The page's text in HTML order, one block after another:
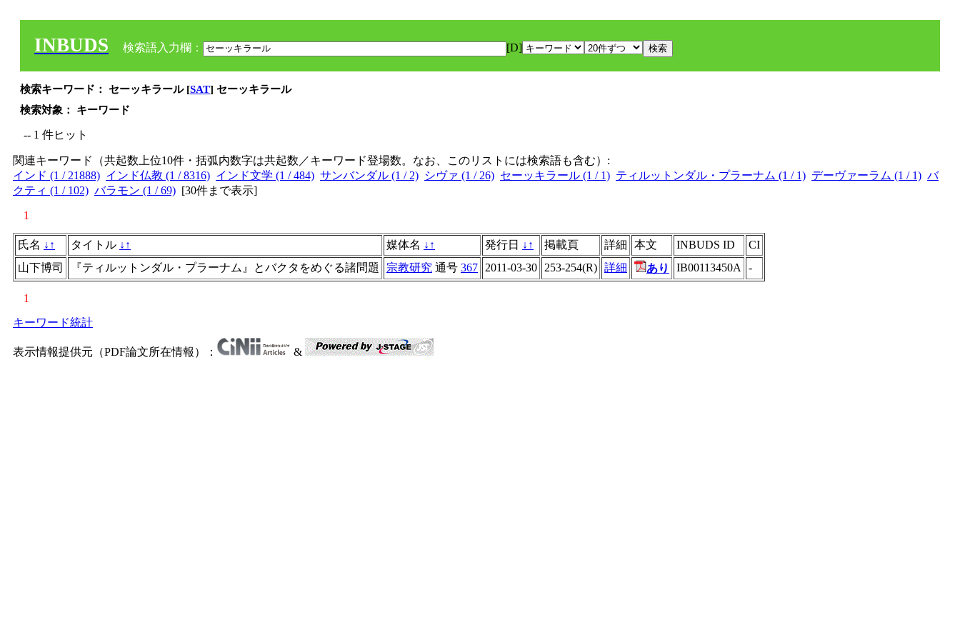
INBUDS 検索語入力欄： [D]
検索キーワード： セーッキラール [SAT] セーッキラール
検索対象： キーワード
-- 1 件ヒット
関連キーワード（共起数上位10件・括弧内数字は共起数／キーワード登場数。なお、このリストには検索語も含む）:
インド (1 / 21888) インド仏教 (1 / 8316) インド文学 (1 / 484) サンバンダル (1 / 2) シヴァ (1 / 26) セーッキラール (1 / 1) ティルットンダル・プラーナム (1 / 1) デーヴァーラム (1 / 1) バ
クティ (1 / 102) バラモン (1 / 69) [30件まで表示]
1
氏名 ↓ ↑ タイトル ↓ ↑ 媒体名 ↓ ↑ 発行日 ↓ ↑ 掲載頁 詳細 本文 INBUDS ID
CI
山下博司
『ティルットンダル・プラーナム』とバクタをめぐる諸問題 宗教研究 通号 367 2011-03-30 253-254(R) 詳細 あり IB00113450A -
1
キーワード統計
表示情報提供元（PDF論文所在情報）： &